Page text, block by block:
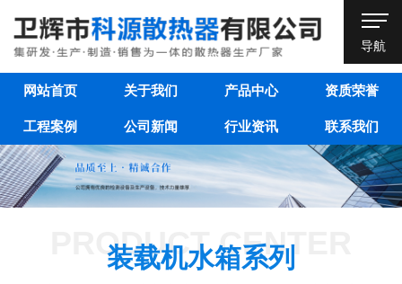
导航
网站首页 关于我们 产品中心 资质荣誉
工程案例 公司新闻 行业资讯 联系我们
PRODUCT CENTER
装载机水箱系列